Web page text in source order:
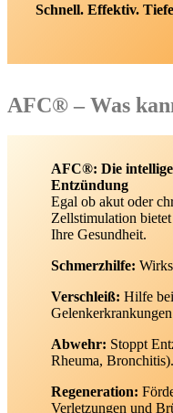
Schnell. Effektiv.
AFC® – Was
AFC®: Die
Entzündung
Egal ob akut oder
Zellstimulation
Ihre Gesundheit.
Schmerzhilfe:
Verschleiß: Hilfe
Abwehr: Stoppt
Rheuma, Bronchitis).
Regeneration:
Verletzungen und